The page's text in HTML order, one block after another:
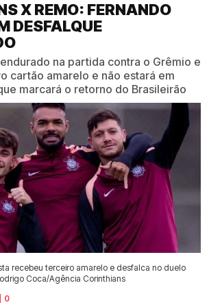
X REMO: FERNANDO
DESFALQUE
na partida contra o Grêmio e
cartão amarelo e não estará em
marcará o retorno do Brasileirão
recebeu terceiro amarelo e desfalca no duelo
Coca/Agência Corinthians
0